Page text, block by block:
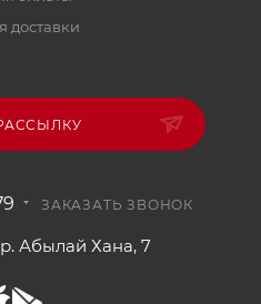
доставки
ЗАКАЗАТЬ ЗВОНОК
Абылай Хана, 7